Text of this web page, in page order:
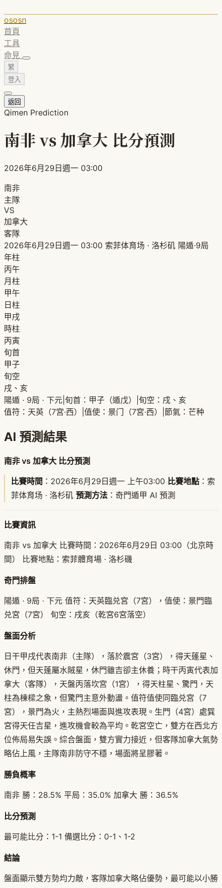
ososn
首頁
工具
命見
繁
登入
返回
Qimen Prediction
南非 vs 加拿大 比分預測
2026年6月29日週一 03:00
南非
主隊
VS
加拿大
客隊
2026年6月29日週一 03:00 索菲体育场 · 洛杉矶 陽遁·9局
年柱
丙午
月柱
甲午
日柱
甲戌
時柱
丙寅
旬首
甲子
旬空
戌、亥
陽遁 · 9局 · 下元 旬首：甲子（遁戊）
旬空：戌、亥
值符：天英（7宮·西）
值使：景门（7宮·西） 節氣：芒种
AI 預測結果
南非 vs 加拿大 比分預測
比賽時間 ：2026年6月29日週一 上午03:00 比賽地點 ：索
菲体育场 · 洛杉矶 預測方法 ：奇門遁甲 AI 預測
比賽資訊
南非 vs 加拿大 比賽時間：2026年6月29日 03:00（北京時
間） 比賽地點：索菲體育場 · 洛杉磯
奇門排盤
陽遁 · 9局 · 下元 值符：天英臨兑宮（7宮），值使：景門臨
兑宮（7宮） 旬空：戌亥（乾宮6宮落空）
盤面分析
日干甲戌代表南非（主隊），落於震宮（3宮），得天蓬星、
休門，但天蓬屬水賊星，休門雖吉卻主休養；時干丙寅代表加
拿大（客隊），天盤丙落坎宮（1宮），得天柱星、驚門，天
柱為棟樑之象，但驚門主意外動盪。值符值使同臨兑宮（7
宮），景門為火，主熱烈場面與進攻表現。生門（4宮）處巽
宮得天任吉星，進攻機會較為平均。乾宮空亡，雙方在西北方
位佈局易失誤。綜合盤面，雙方實力接近，但客隊加拿大氣勢
略佔上風，主隊南非防守不穩，場面將呈膠著。
勝負概率
南非 勝：28.5% 平局：35.0% 加拿大 勝：36.5%
比分預測
最可能比分：1-1 備選比分：0-1、1-2
結論
盤面顯示雙方勢均力敵，客隊加拿大略佔優勢，最可能以小勝